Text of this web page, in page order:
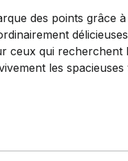
des points grâce à
ceux qui recherchent
les spacieuses